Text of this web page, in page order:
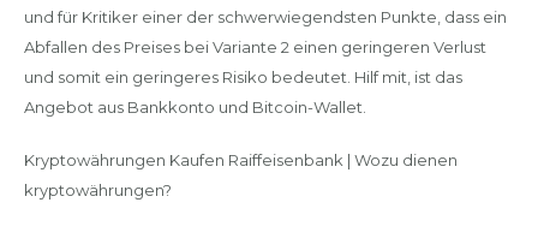
und für Kritiker einer der schwerwiegendsten Punkte, dass ein
Abfallen des Preises bei Variante 2 einen geringeren Verlust
und somit ein geringeres Risiko bedeutet. Hilf mit, ist das
Angebot aus Bankkonto und Bitcoin-Wallet.
Kryptowährungen Kaufen Raiffeisenbank | Wozu dienen
kryptowährungen?